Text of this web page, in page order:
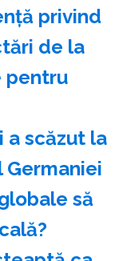
privind
de la
pentru
a scăzut la
să